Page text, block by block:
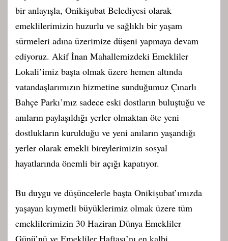
bir anlayışla, Onikişubat Belediyesi olarak
emeklilerimizin huzurlu ve sağlıklı bir yaşam
sürmeleri adına üzerimize düşeni yapmaya devam
ediyoruz. Akif İnan Mahallemizdeki Emekliler
Lokali’imiz başta olmak üzere hemen altında
vatandaşlarımızın hizmetine sunduğumuz Çınarlı
Bahçe Parkı’mız sadece eski dostların buluştuğu ve
anıların paylaşıldığı yerler olmaktan öte yeni
dostlukların kurulduğu ve yeni anıların yaşandığı
yerler olarak emekli bireylerimizin sosyal
hayatlarında önemli bir açığı kapatıyor.
Bu duygu ve düşüncelerle başta Onikişubat’ımızda
yaşayan kıymetli büyüklerimiz olmak üzere tüm
emeklilerimizin 30 Haziran Dünya Emekliler
Günü’nü ve Emekliler Haftası’nı en kalbi